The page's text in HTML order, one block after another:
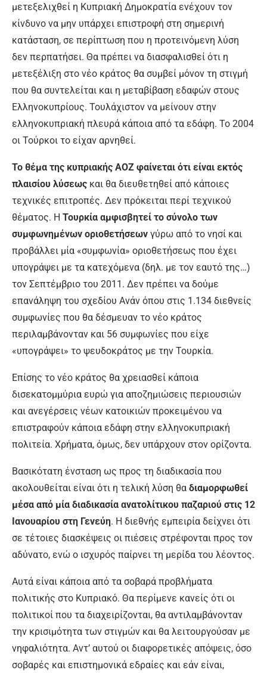
μετεξελιχθεί η Κυπριακή Δημοκρατία ενέχουν τον
κίνδυνο να μην υπάρχει επιστροφή στη σημερινή
κατάσταση, σε περίπτωση που η προτεινόμενη λύση
δεν περπατήσει. Θα πρέπει να διασφαλισθεί ότι η
μετεξέλιξη στο νέο κράτος θα συμβεί μόνον τη στιγμή
που θα συντελείται και η μεταβίβαση εδαφών στους
Ελληνοκυπρίους. Τουλάχιστον να μείνουν στην
ελληνοκυπριακή πλευρά κάποια από τα εδάφη. Το 2004
οι Τούρκοι το είχαν αρνηθεί.
Το θέμα της κυπριακής ΑΟΖ φαίνεται ότι είναι εκτός
πλαισίου λύσεως και θα διευθετηθεί από κάποιες
τεχνικές επιτροπές. Δεν πρόκειται περί τεχνικού
θέματος. Η Τουρκία αμφισβητεί το σύνολο των
συμφωνημένων οριοθετήσεων γύρω από το νησί και
προβάλλει μία «συμφωνία» οριοθετήσεως που έχει
υπογράψει με τα κατεχόμενα (δηλ. με τον εαυτό της…)
τον Σεπτέμβριο του 2011. Δεν πρέπει να δούμε
επανάληψη του σχεδίου Ανάν όπου στις 1.134 διεθνείς
συμφωνίες που θα δέσμευαν το νέο κράτος
περιλαμβάνονταν και 56 συμφωνίες που είχε
«υπογράψει» το ψευδοκράτος με την Τουρκία.
Επίσης το νέο κράτος θα χρειασθεί κάποια
δισεκατομμύρια ευρώ για αποζημιώσεις περιουσιών
και ανεγέρσεις νέων κατοικιών προκειμένου να
επιστραφούν κάποια εδάφη στην ελληνοκυπριακή
πολιτεία. Χρήματα, όμως, δεν υπάρχουν στον ορίζοντα.
Βασικότατη ένσταση ως προς τη διαδικασία που
ακολουθείται είναι ότι η τελική λύση θα διαμορφωθεί
μέσα από μία διαδικασία ανατολίτικου παζαριού στις 12
Ιανουαρίου στη Γενεύη. Η διεθνής εμπειρία δείχνει ότι
σε τέτοιες διασκέψεις οι πιέσεις στρέφονται προς τον
αδύνατο, ενώ ο ισχυρός παίρνει τη μερίδα του λέοντος.
Αυτά είναι κάποια από τα σοβαρά προβλήματα
πολιτικής στο Κυπριακό. Θα περίμενε κανείς ότι οι
πολιτικοί που τα διαχειρίζονται, θα αντιλαμβάνονταν
την κρισιμότητα των στιγμών και θα λειτουργούσαν με
νηφαλιότητα. Αντ’ αυτού οι διαφορετικές απόψεις, όσο
σοβαρές και επιστημονικά εδραίες και εάν είναι,